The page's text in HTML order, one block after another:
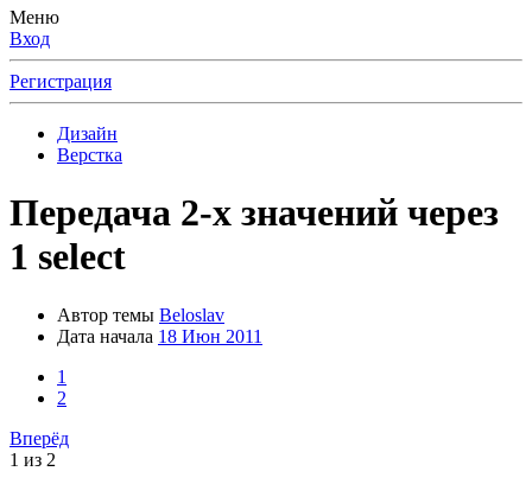
Меню
Вход
Регистрация
Дизайн
Верстка
Передача 2-х значений через
1 select
Автор темы Beloslav
Дата начала 18 Июн 2011
1
2
Вперёд
1 из 2